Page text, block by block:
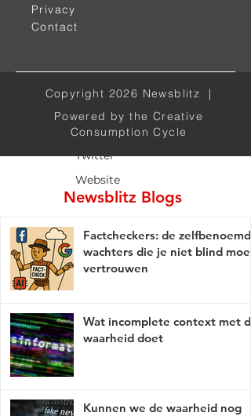
Alle kanalen
LinkedIn
Twitter
Website
Newsblitz Blogs
Factcheckers: de zelfbenoemde
wachters die je niet blind moet
vertrouwen
Wat incomplete context met de
waarheid doet
Kunnen we de waarheid nog
Privacy
Contact
Copyright 2026 Newsblitz |
Powered by the Creative
Consumption Cycle